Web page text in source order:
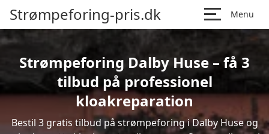
Strømpeforing-pris.dk Menu
Strømpeforing Dalby Huse – få 3
tilbud på professionel
kloakreparation
Bestil 3 gratis tilbud på strømpeforing i Dalby Huse og